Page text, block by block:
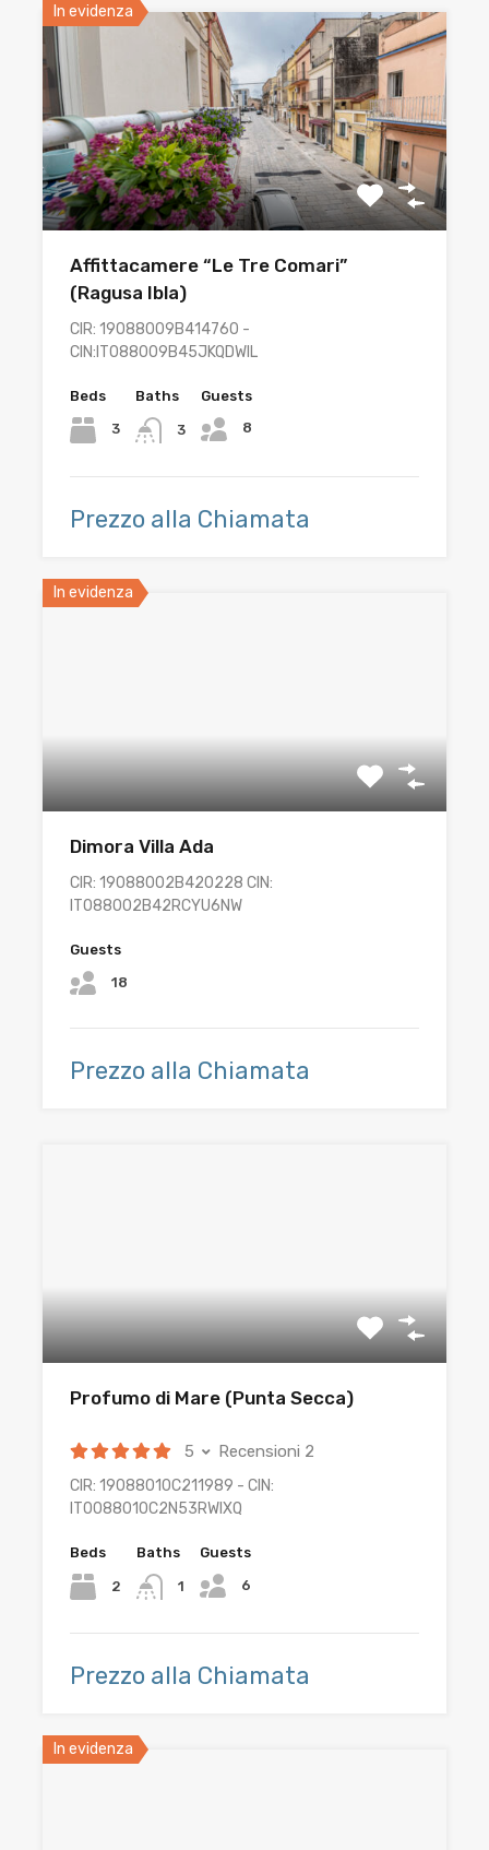
In evidenza
Affittacamere “Le Tre Comari”
(Ragusa Ibla)
CIR: 19088009B414760 -
CIN:IT088009B45JKQDWIL
Beds
3
Baths
3
Guests
8
Prezzo alla Chiamata
In evidenza
Dimora Villa Ada
CIR: 19088002B420228 CIN:
IT088002B42RCYU6NW
Guests
18
Prezzo alla Chiamata
Profumo di Mare (Punta Secca)
5 Recensioni 2
CIR: 19088010C211989 - CIN:
IT0088010C2N53RWIXQ
Beds
2
Baths
1
Guests
6
Prezzo alla Chiamata
In evidenza